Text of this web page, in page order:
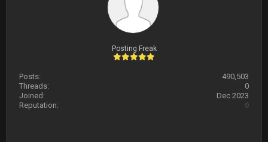
Posting Freak
Posts:
490,503
Threads:
0
Joined:
Dec 2023
Reputation:
0